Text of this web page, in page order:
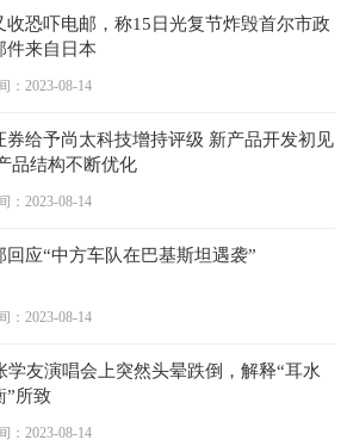
收恐吓电邮，称15日光复节炸毁首尔市政
件来自日本
：2023-08-14
券给予尚太科技增持评级 新产品开发初见
品结构不断优化
：2023-08-14
回应“中方车队在巴基斯坦遇袭”
：2023-08-14
学友演唱会上突然头晕跌倒，解释“耳水
”所致
：2023-08-14